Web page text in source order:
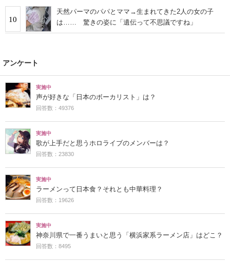
10
天然パーマのパパとママ→生まれてきた2人の女の子
は…… 驚きの姿に「遺伝って不思議ですね」
アンケート
実施中
声が好きな「日本のボーカリスト」は？
回答数：49376
実施中
歌が上手だと思うホロライブのメンバーは？
回答数：23830
実施中
ラーメンって日本食？それとも中華料理？
回答数：19626
実施中
神奈川県で一番うまいと思う「横浜家系ラーメン店」はどこ？
回答数：8495